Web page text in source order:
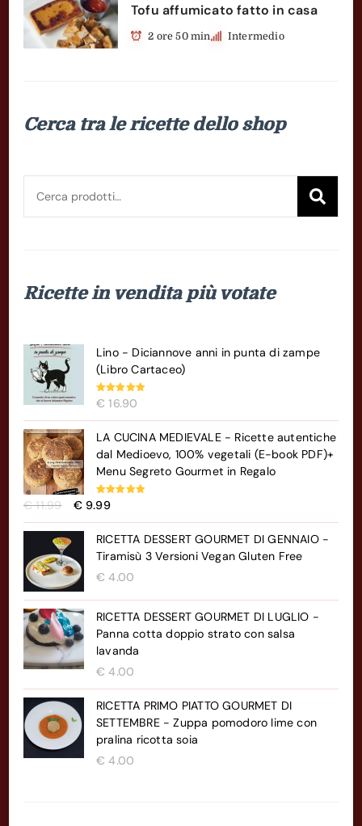
Tofu affumicato fatto in casa
2 ore 50 min Intermedio
Cerca tra le ricette dello shop
Cerca:
Ricette in vendita più votate
Lino - Diciannove anni in punta di zampe
(Libro Cartaceo)
Valutato
5.00 su 5
€ 16.90
LA CUCINA MEDIEVALE - Ricette autentiche
dal Medioevo, 100% vegetali (E-book PDF)+
Menu Segreto Gourmet in Regalo
Valutato
5.00
€11.99
prezzo
originale
era:
€ 11.99.
€9.99Il
prezzo
attuale
è:
€ 9.99.
RICETTA DESSERT GOURMET DI GENNAIO -
Tiramisù 3 Versioni Vegan Gluten Free
€ 4.00
RICETTA DESSERT GOURMET DI LUGLIO -
Panna cotta doppio strato con salsa
lavanda
€ 4.00
RICETTA PRIMO PIATTO GOURMET DI
SETTEMBRE - Zuppa pomodoro lime con
pralina ricotta soia
€ 4.00